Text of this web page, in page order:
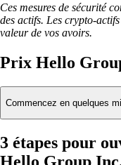
Ces mesures de sécurité
des actifs. Les crypto-
valeur de vos avoirs.
Prix Hello
Commencez en quelques
3 étapes pour